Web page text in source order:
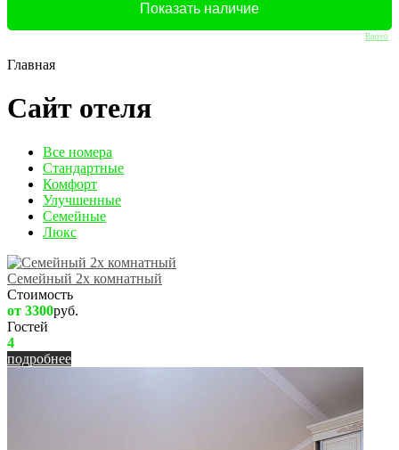
Bnovo
Главная
Сайт отеля
Вcе номера
Стандартные
Комфорт
Улучшенные
Семейные
Люкс
Семейный 2х комнатный
Стоимость
от 3300руб.
Гостей
4
подробнее